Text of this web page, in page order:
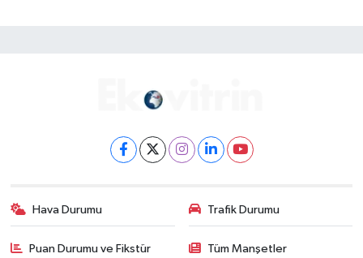
Hava Durumu Trafik Durumu
Puan Durumu ve Fikstür Tüm Manşetler